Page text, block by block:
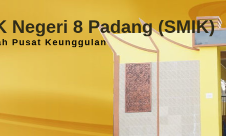
Negeri 8 Padang (SMIK)
Pusat Keunggulan